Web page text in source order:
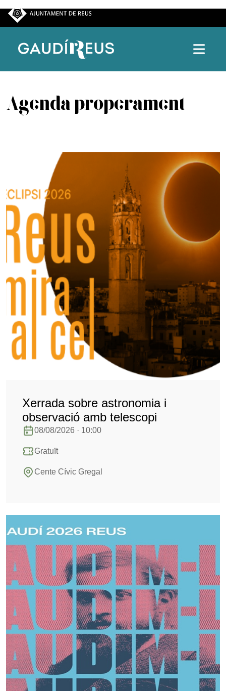
Agenda properament
Xerrada sobre astronomia i
observació amb telescopi
08/08/2026 · 10:00
Gratuït
Cente Cívic Gregal